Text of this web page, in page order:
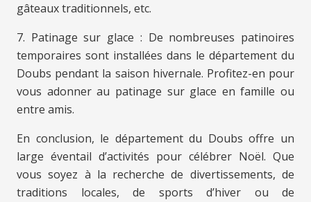
gâteaux traditionnels, etc.
7. Patinage sur glace : De nombreuses patinoires
temporaires sont installées dans le département du
Doubs pendant la saison hivernale. Profitez-en pour
vous adonner au patinage sur glace en famille ou
entre amis.
En conclusion, le département du Doubs offre un
large éventail d’activités pour célébrer Noël. Que
vous soyez à la recherche de divertissements, de
traditions locales, de sports d’hiver ou de